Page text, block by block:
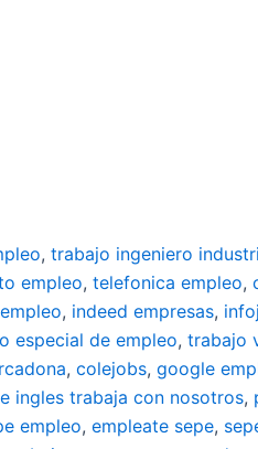
, trabajo ingeniero
empleo, telefonica empleo,
, indeed empresas,
especial de empleo, trabajo
, colejobs, google
ingles trabaja con nosotros,
empleo, empleate sepe,